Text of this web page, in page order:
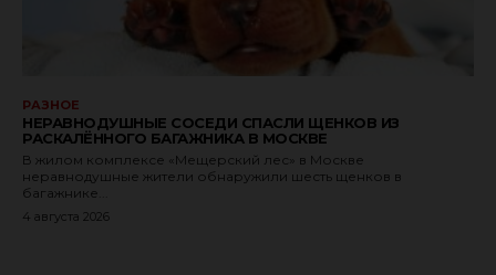
РАЗНОЕ
НЕРАВНОДУШНЫЕ СОСЕДИ СПАСЛИ ЩЕНКОВ ИЗ
РАСКАЛЁННОГО БАГАЖНИКА В МОСКВЕ
В жилом комплексе «Мещерский лес» в Москве
неравнодушные жители обнаружили шесть щенков в
багажнике...
4 августа 2026